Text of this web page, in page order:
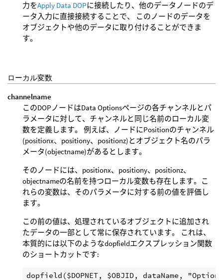
力をApply Data DOPに接続したり、他のデータノードのデ
ータ入力に直接接続することで、 このノードのデータを
オブジェクトや他のデータに取り付けることができま
す。
ローカル変数
channelname
このDOPノードはData Optionsページの各チャンネルとパ
ラメータに対して、チャンネルと同じ名前のローカル変
数を定義します。 例えば、ノードにPositionのチャンネル
(positionx、positiony、positionz)とオブジェクト名のパラ
メータ(objectname)があるとします。
そのノードには、positionx、positiony、positionz、
objectnameの名前を持つローカル変数も存在します。こ
れらの変数は、そのパラメータに対する前の値を評価し
ます。
この前の値は、処理されているオブジェクトに追加され
たデータの一部として常に保存されています。 これは、
本質的には以下のようなdopfieldエクスプレッション関数
のショートカットです: